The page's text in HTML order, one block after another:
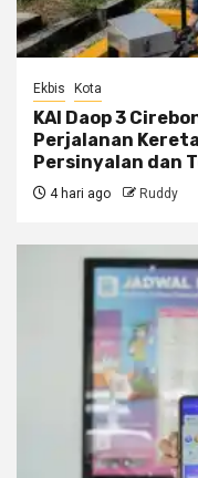
Ekbis Kota
KAI Daop 3
Perjalanan
Persinyalan dan
4 hari ago Ruddy